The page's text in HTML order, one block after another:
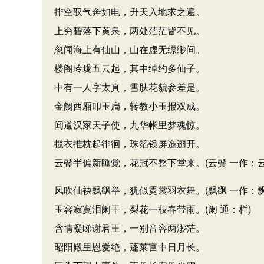
排空驭气奔如电，升天入地求之遍。
上穷碧落下黄泉，两处茫茫皆不见。
忽闻海上有仙山，山在虚无缥缈间。
楼阁玲珑五云起，其中绰约多仙子。
中有一人字太真，雪肤花貌参差是。
金阙西厢叩玉扃，转教小玉报双成。
闻道汉家天子使，九华帐里梦魂惊。
揽衣推枕起徘徊，珠箔银屏迤逦开。
云鬓半偏新睡觉，花冠不整下堂来。(云鬓 一作：
风吹仙袂飘飖举，犹似霓裳羽衣舞。(飘飖 一作：
玉容寂寞泪阑干，梨花一枝春带雨。(阑 通：栏)
含情凝睇谢君王，一别音容两渺茫。
昭阳殿里恩爱绝，蓬莱宫中日月长。